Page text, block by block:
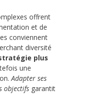
offrent
et de
conviennent
diversité
plus
une
Adapter ses
objectifs garantit